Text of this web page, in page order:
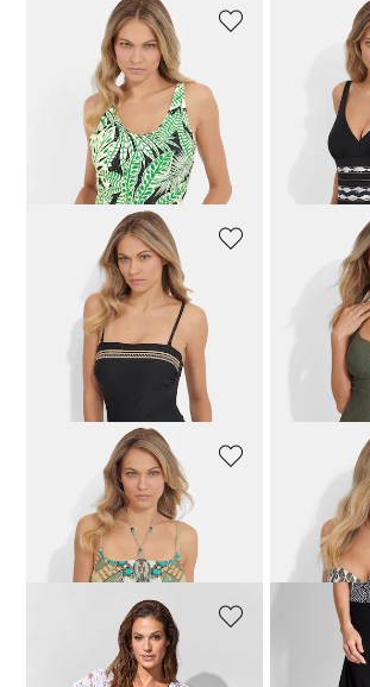
Badpak met bloemenpatroon
94,95 €
Laagste prijs van de afgelopen 30
dagen**: 94,95 € (-20%)
CHARMLINE
Badpak met
119,95 €
CHARMLINE
Badpak met medium shaping-effect
119,96 €149,95 €
Laagste prijs van de afgelopen 30
dagen**: 149,95 €
(-20%)
135,96 €
Bandeau-bikini met halternek
143,96 €179,95 €
Beugelbikini
143,96 €